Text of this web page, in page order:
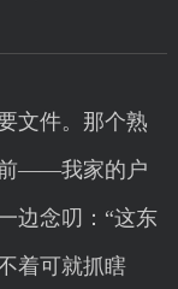
文件。那个熟
前——我家的户
边念叨：“这东
着可就抓瞎